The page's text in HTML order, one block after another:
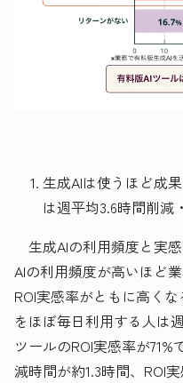
生成AIは使うほど成
は週平均3.6時間削減
生成AIの利用頻度と実
AIの利用頻度が高いほど
ROI実感率がともに高く
をほぼ毎日利用する人は
ツールのROI実感率が
減時間が約1.3時間、ROI